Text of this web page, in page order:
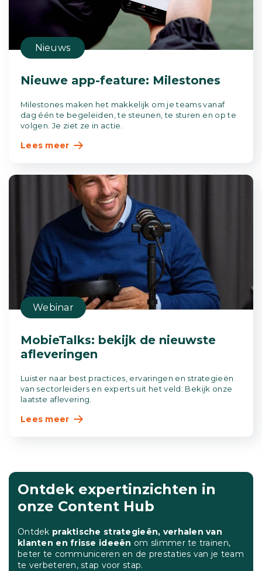
Nieuws
Nieuwe app-feature: Milestones
Milestones maken het makkelijk om je teams vanaf
dag één te begeleiden, te steunen, te sturen en op te
volgen. Je ziet ze in actie.
Lees meer
Webinar
MobieTalks: bekijk de nieuwste
afleveringen
Luister naar best practices, ervaringen en strategieën
van sectorleiders en experts uit het veld. Bekijk onze
laatste aflevering.
Lees meer
Ontdek expertinzichten in
onze Content Hub
Ontdek praktische strategieën, verhalen van
klanten en frisse ideeën om slimmer te trainen,
beter te communiceren en de prestaties van je team
te verbeteren, stap voor stap.